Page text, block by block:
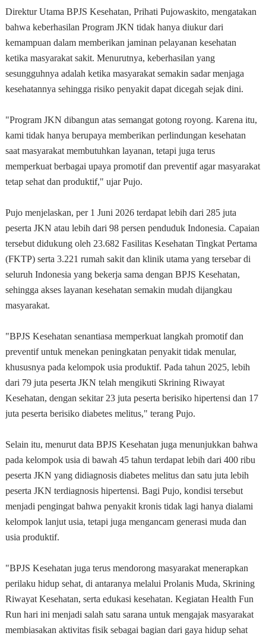
Direktur Utama BPJS Kesehatan, Prihati Pujowaskito, mengatakan
bahwa keberhasilan Program JKN tidak hanya diukur dari
kemampuan dalam memberikan jaminan pelayanan kesehatan
ketika masyarakat sakit. Menurutnya, keberhasilan yang
sesungguhnya adalah ketika masyarakat semakin sadar menjaga
kesehatannya sehingga risiko penyakit dapat dicegah sejak dini.
"Program JKN dibangun atas semangat gotong royong. Karena itu,
kami tidak hanya berupaya memberikan perlindungan kesehatan
saat masyarakat membutuhkan layanan, tetapi juga terus
memperkuat berbagai upaya promotif dan preventif agar masyarakat
tetap sehat dan produktif," ujar Pujo.
Pujo menjelaskan, per 1 Juni 2026 terdapat lebih dari 285 juta
peserta JKN atau lebih dari 98 persen penduduk Indonesia. Capaian
tersebut didukung oleh 23.682 Fasilitas Kesehatan Tingkat Pertama
(FKTP) serta 3.221 rumah sakit dan klinik utama yang tersebar di
seluruh Indonesia yang bekerja sama dengan BPJS Kesehatan,
sehingga akses layanan kesehatan semakin mudah dijangkau
masyarakat.
"BPJS Kesehatan senantiasa memperkuat langkah promotif dan
preventif untuk menekan peningkatan penyakit tidak menular,
khususnya pada kelompok usia produktif. Pada tahun 2025, lebih
dari 79 juta peserta JKN telah mengikuti Skrining Riwayat
Kesehatan, dengan sekitar 23 juta peserta berisiko hipertensi dan 17
juta peserta berisiko diabetes melitus," terang Pujo.
Selain itu, menurut data BPJS Kesehatan juga menunjukkan bahwa
pada kelompok usia di bawah 45 tahun terdapat lebih dari 400 ribu
peserta JKN yang didiagnosis diabetes melitus dan satu juta lebih
peserta JKN terdiagnosis hipertensi. Bagi Pujo, kondisi tersebut
menjadi pengingat bahwa penyakit kronis tidak lagi hanya dialami
kelompok lanjut usia, tetapi juga mengancam generasi muda dan
usia produktif.
"BPJS Kesehatan juga terus mendorong masyarakat menerapkan
perilaku hidup sehat, di antaranya melalui Prolanis Muda, Skrining
Riwayat Kesehatan, serta edukasi kesehatan. Kegiatan Health Fun
Run hari ini menjadi salah satu sarana untuk mengajak masyarakat
membiasakan aktivitas fisik sebagai bagian dari gaya hidup sehat